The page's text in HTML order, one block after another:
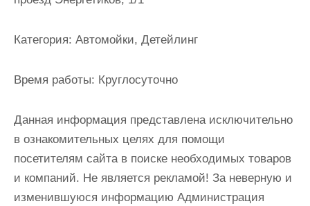
Категория: Автомойки, Детейлинг
Время работы: Круглосуточно
Данная информация представлена исключительно
в ознакомительных целях для помощи
посетителям сайта в поиске необходимых товаров
и компаний. Не является рекламой! За неверную и
изменившуюся информацию Администрация